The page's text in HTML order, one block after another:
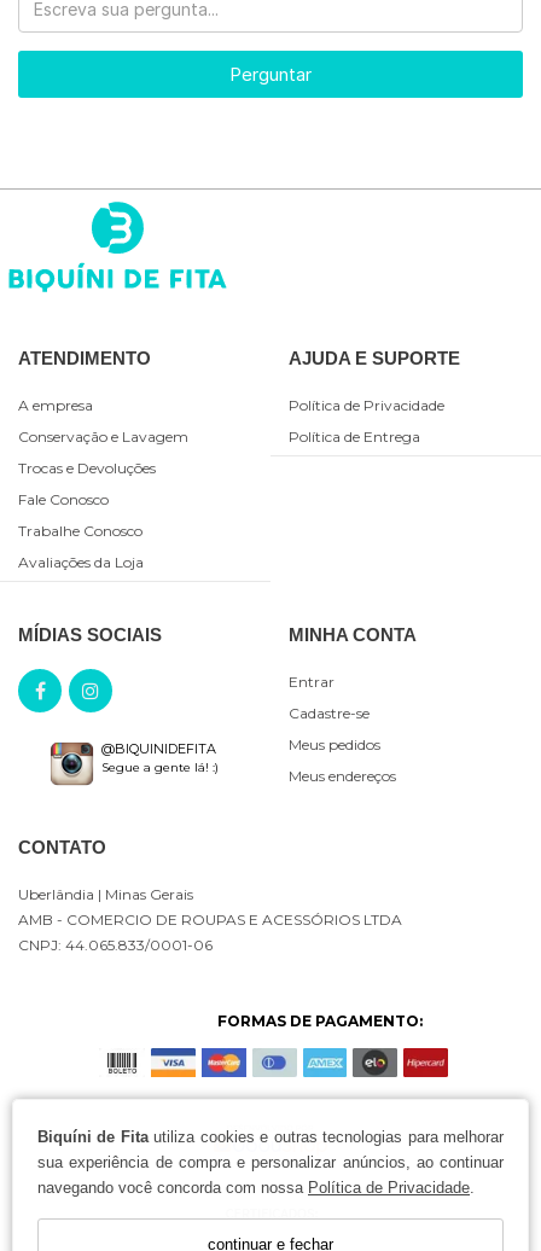
Biquíni de Fitautiliza cookies e outras tecnologias para melhorar
sua experiência de compra e personalizar anúncios, ao continuar
navegando você concorda com nossa Política de Privacidade
continuar e fechar
Perguntar
ATENDIMENTO
A empresa
Conservação e Lavagem
Trocas e Devoluções
Fale Conosco
Trabalhe Conosco
Avaliações da Loja
AJUDA E SUPORTE
Política de Privacidade
Política de Entrega
MÍDIAS SOCIAIS
@BIQUINIDEFITA
Segue a gente lá! :)
MINHA CONTA
Entrar
Cadastre-se
Meus pedidos
Meus endereços
CONTATO
Uberlândia | Minas Gerais
AMB - COMERCIO DE ROUPAS E ACESSÓRIOS LTDA
CNPJ: 44.065.833/0001-06
FORMAS DE PAGAMENTO: